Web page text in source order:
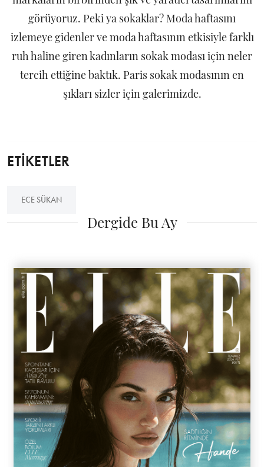
görüyoruz. Peki ya sokaklar? Moda haftasını
izlemeye gidenler ve moda haftasının etkisiyle farklı
ruh haline giren kadınların sokak modası için neler
tercih ettiğine baktık. Paris sokak modasının en
şıkları sizler için galerimizde.
ETİKETLER
ECE SÜKAN
Dergide Bu Ay